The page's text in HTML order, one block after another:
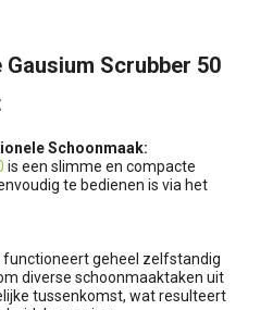
Gausium Scrubber 50
Schoonmaak:
is een slimme en compacte
te bedienen is via het
functioneert geheel zelfstandig
diverse schoonmaaktaken uit
tussenkomst, wat resulteert